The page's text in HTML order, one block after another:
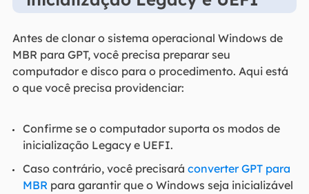
Antes de clonar o sistema operacional Windows de
MBR para GPT, você precisa preparar seu
computador e disco para o procedimento. Aqui está
o que você precisa providenciar:
Confirme se o computador suporta os modos de
inicialização Legacy e UEFI.
Caso contrário, você precisará converter GPT para
MBR para garantir que o Windows seja inicializável